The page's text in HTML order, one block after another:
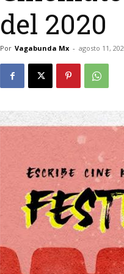
del 2020
Por Vagabunda Mx - agosto 11,